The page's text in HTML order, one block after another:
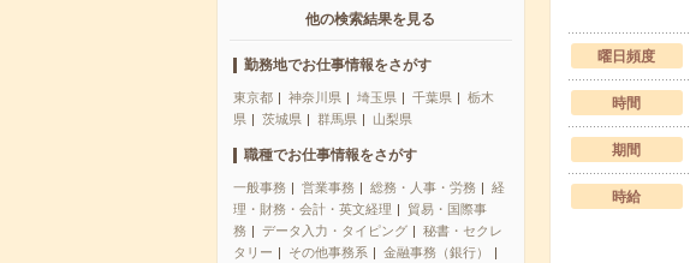
他の検索結果を見る
勤務地でお仕事情報をさがす
東京都 神奈川県 埼玉県 千葉県
栃木
県
茨城県 群馬県 山梨県
職種でお仕事情報をさがす
一般事務 営業事務 総務・人事・労務
経
理・財務・会計・英文経理
貿易・国際事
務
データ入力・タイピング
秘書・セクレ
タリー
その他事務系
金融事務（銀行）
曜日頻度
時間
期間
時給